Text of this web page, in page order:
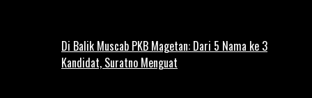
Di Balik Muscab PKB Magetan: Dari 5 Nama ke 3
Kandidat, Suratno Menguat